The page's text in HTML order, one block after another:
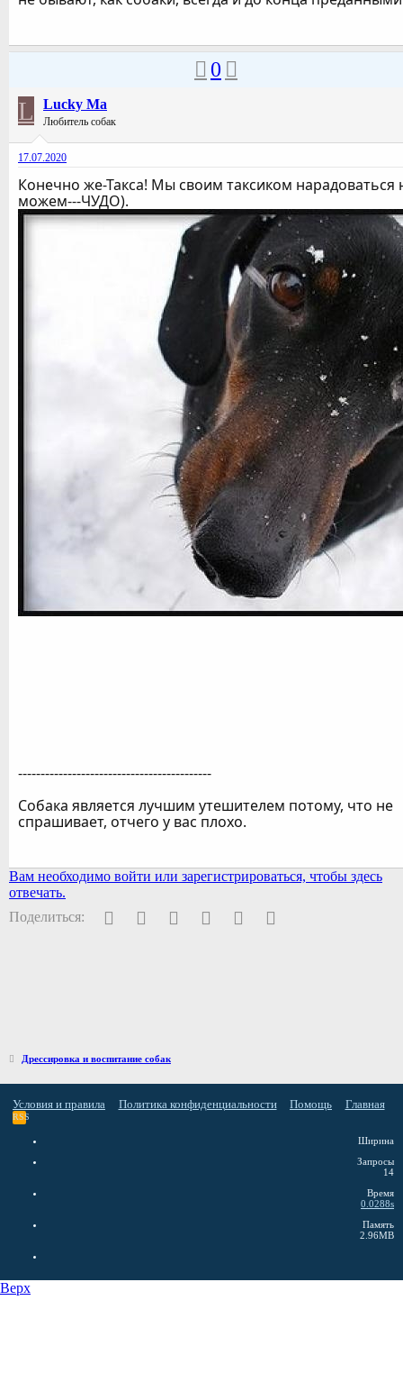
0
L Lucky Ma
Любитель собак
17.07.2020
Конечно же-Такса! Мы своим таксиком нарадоваться
можем---ЧУДО).
-------------------------------------------
Собака является лучшим утешителем потому, что не
спрашивает, отчего у вас плохо.
Вам необходимо войти или зарегистрироваться, чтобы здесь
отвечать.
Поделиться:
Facebook
Twitter PinterestWhatsAppЭлектронная почта
Дрессировка и воспитание собак
Условия и правила Политика конфиденциальности Помощь Главная
RSS
Ширина
Запросы
14
Время
0.0288s
Память
2.96MB
Верх